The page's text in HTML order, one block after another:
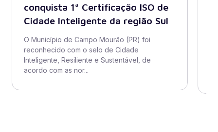
conquista 1ª Certificação ISO de
Cidade Inteligente da região Sul
O Município de Campo Mourão (PR) foi
reconhecido com o selo de Cidade
Inteligente, Resiliente e Sustentável, de
acordo com as nor...